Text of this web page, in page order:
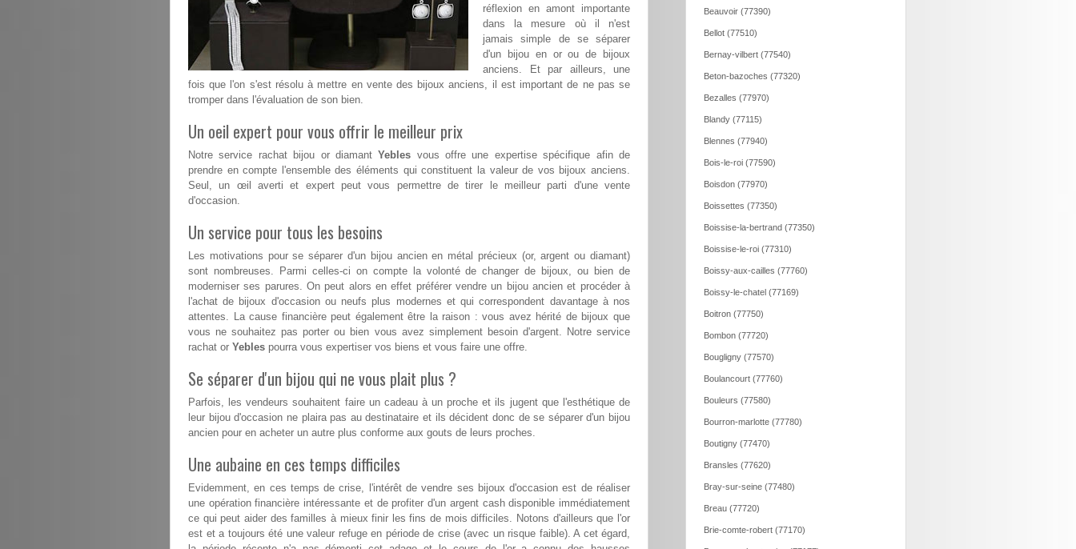
réflexion en amont importante
dans la mesure où il n'est
jamais simple de se séparer
d'un bijou en or ou de bijoux
anciens. Et par ailleurs, une
fois que l'on s'est résolu à mettre en vente des bijoux anciens, il est important de ne pas se
tromper dans l'évaluation de son bien.
Un oeil expert pour vous offrir le meilleur prix
Notre service rachat bijou or diamantYebles vous offre une expertise spécifique afin de
prendre en compte l'ensemble des éléments qui constituent la valeur de vos bijoux anciens.
Seul, un œil averti et expert peut vous permettre de tirer le meilleur parti d'une vente
d'occasion.
Un service pour tous les besoins
Les motivations pour se séparer d'un bijou ancien en métal précieux (or, argent ou diamant)
sont nombreuses. Parmi celles-ci on compte la volonté de changer de bijoux, ou bien de
moderniser ses parures. On peut alors en effet préférer vendre un bijou ancien et procéder à
l'achat de bijoux d'occasion ou neufs plus modernes et qui correspondent davantage à nos
attentes. La cause financière peut également être la raison : vous avez hérité de bijoux que
vous ne souhaitez pas porter ou bien vous avez simplement besoin d'argent. Notre service
rachat or Yebles pourra vous expertiser vos biens et vous faire une offre.
Se séparer d'un bijou qui ne vous plait plus ?
Parfois, les vendeurs souhaitent faire un cadeau à un proche et ils jugent que l'esthétique de
leur bijou d'occasion ne plaira pas au destinataire et ils décident donc de se séparer d'un bijou
ancien pour en acheter un autre plus conforme aux gouts de leurs proches.
Une aubaine en ces temps difficiles
Evidemment, en ces temps de crise, l'intérêt de vendre ses bijoux d'occasion est de réaliser
une opération financière intéressante et de profiter d'un argent cash disponible immédiatement
ce qui peut aider des familles à mieux finir les fins de mois difficiles. Notons d'ailleurs que l'or
est et a toujours été une valeur refuge en période de crise (avec un risque faible). A cet égard,
Beauvoir (77390)
Bellot (77510)
Bernay-vilbert (77540)
Beton-bazoches (77320)
Bezalles (77970)
Blandy (77115)
Blennes (77940)
Bois-le-roi (77590)
Boisdon (77970)
Boissettes (77350)
Boissise-la-bertrand (77350)
Boissise-le-roi (77310)
Boissy-aux-cailles (77760)
Boissy-le-chatel (77169)
Boitron (77750)
Bombon (77720)
Bougligny (77570)
Boulancourt (77760)
Bouleurs (77580)
Bourron-marlotte (77780)
Boutigny (77470)
Bransles (77620)
Bray-sur-seine (77480)
Breau (77720)
Brie-comte-robert (77170)